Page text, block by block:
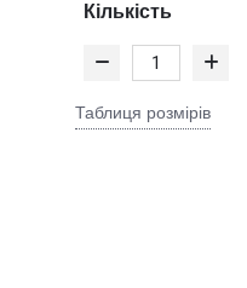
Кількість
Таблиця розмірів